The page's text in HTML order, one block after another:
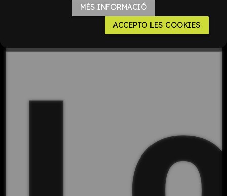
MÉS INFORMACIÓ
ACCEPTO LES COOKIES